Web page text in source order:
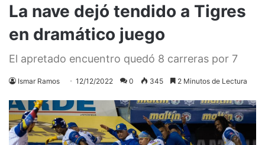
La nave dejó tendido a Tigres
en dramático juego
El apretado encuentro quedó 8 carreras por 7
Ismar Ramos 12/12/2022 0 345 2 Minutos de Lectura